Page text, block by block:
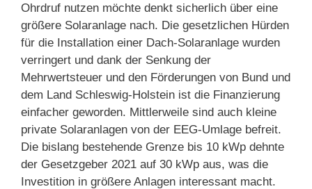
Ohrdruf nutzen möchte denkt sicherlich über eine
größere Solaranlage nach. Die gesetzlichen Hürden
für die Installation einer Dach-Solaranlage wurden
verringert und dank der Senkung der
Mehrwertsteuer und den Förderungen von Bund und
dem Land Schleswig-Holstein ist die Finanzierung
einfacher geworden. Mittlerweile sind auch kleine
private Solaranlagen von der EEG-Umlage befreit.
Die bislang bestehende Grenze bis 10 kWp dehnte
der Gesetzgeber 2021 auf 30 kWp aus, was die
Investition in größere Anlagen interessant macht.